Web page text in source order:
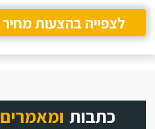
לצפייה בהצעות מחיר
כתבות ומאמרים